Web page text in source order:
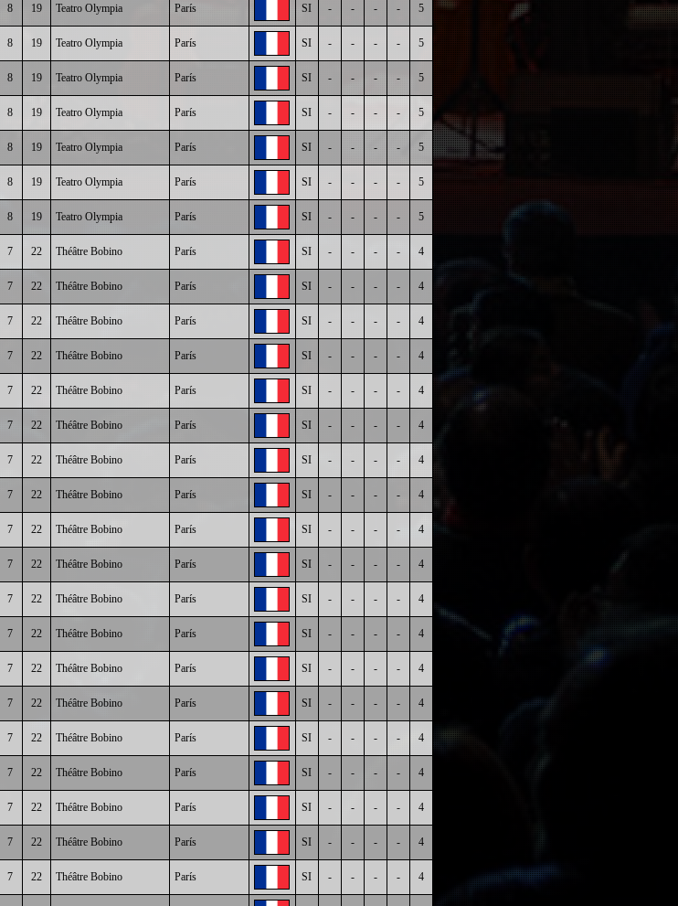
8 19 Teatro Olympia París SI - - - - 5
8 19 Teatro Olympia París SI - - - - 5
8 19 Teatro Olympia París SI - - - - 5
8 19 Teatro Olympia París SI - - - - 5
8 19 Teatro Olympia París SI - - - - 5
8 19 Teatro Olympia París SI - - - - 5
8 19 Teatro Olympia París SI - - - - 5
7 22 Théâtre Bobino París SI - - - - 4
7 22 Théâtre Bobino París SI - - - - 4
7 22 Théâtre Bobino París SI - - - - 4
7 22 Théâtre Bobino París SI - - - - 4
7 22 Théâtre Bobino París SI - - - - 4
7 22 Théâtre Bobino París SI - - - - 4
7 22 Théâtre Bobino París SI - - - - 4
7 22 Théâtre Bobino París SI - - - - 4
7 22 Théâtre Bobino París SI - - - - 4
7 22 Théâtre Bobino París SI - - - - 4
7 22 Théâtre Bobino París SI - - - - 4
7 22 Théâtre Bobino París SI - - - - 4
7 22 Théâtre Bobino París SI - - - - 4
7 22 Théâtre Bobino París SI - - - - 4
7 22 Théâtre Bobino París SI - - - - 4
7 22 Théâtre Bobino París SI - - - - 4
7 22 Théâtre Bobino París SI - - - - 4
7 22 Théâtre Bobino París SI - - - - 4
7 22 Théâtre Bobino París SI - - - - 4